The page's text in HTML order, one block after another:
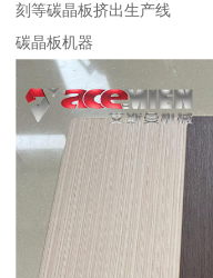
刻等碳晶板挤出生产线
碳晶板机器